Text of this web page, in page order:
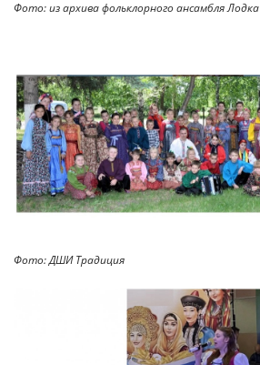
Фото: из архива фольклорного ансамбля Лодка
Фото: ДШИ Традиция